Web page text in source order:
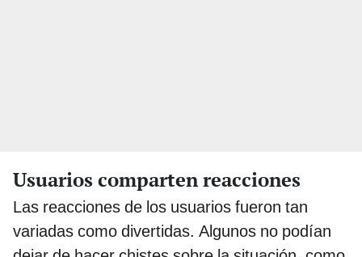
Usuarios comparten reacciones
Las reacciones de los usuarios fueron tan
variadas como divertidas. Algunos no podían